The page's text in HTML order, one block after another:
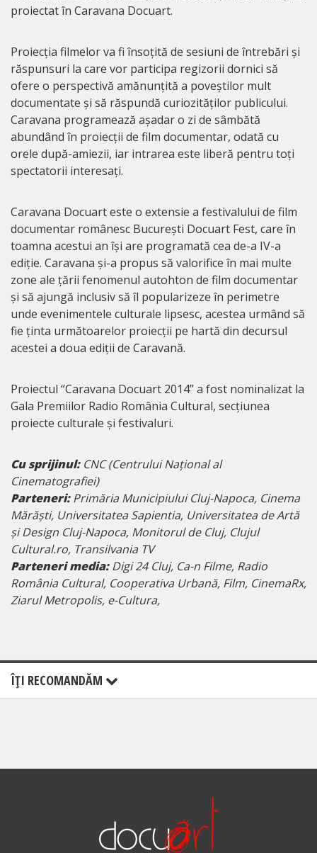
proiectat în Caravana Docuart.
Proiecția filmelor va fi însoțită de sesiuni de întrebări și
răspunsuri la care vor participa regizorii dornici să
ofere o perspectivă amănunțită a poveștilor mult
documentate și să răspundă curiozităților publicului.
Caravana programează așadar o zi de sâmbătă
abundând în proiecții de film documentar, odată cu
orele după-amiezii, iar intrarea este liberă pentru toți
spectatorii interesați.
Caravana Docuart este o extensie a festivalului de film
documentar românesc București Docuart Fest, care în
toamna acestui an își are programată cea de-a IV-a
ediție. Caravana și-a propus să valorifice în mai multe
zone ale țării fenomenul autohton de film documentar
și să ajungă inclusiv să îl popularizeze în perimetre
unde evenimentele culturale lipsesc, acestea urmând să
fie ținta următoarelor proiecții pe hartă din decursul
acestei a doua ediții de Caravană.
Proiectul “Caravana Docuart 2014” a fost nominalizat la
Gala Premiilor Radio România Cultural, secțiunea
proiecte culturale și festivaluri.
Cu sprijinul:CNC (Centrului Național al
Cinematografiei)
Parteneri:Primăria Municipiului Cluj-Napoca, Cinema
Mărăști, Universitatea Sapientia, Universitatea de Artă
și Design Cluj-Napoca, Monitorul de Cluj, Clujul
Cultural.ro, Transilvania TV
Parteneri media:Digi 24 Cluj, Ca-n Filme, Radio
România Cultural, Cooperativa Urbană, Film, CinemaRx,
Ziarul Metropolis, e-Cultura,
ÎŢI RECOMANDĂM